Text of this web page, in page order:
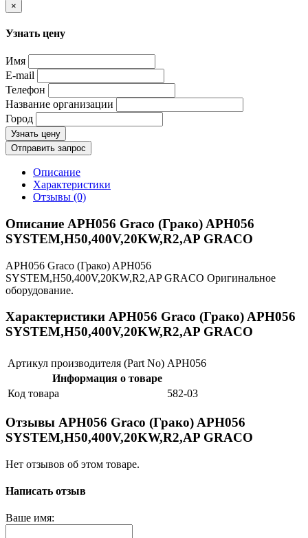
×
Узнать цену
Имя
E-mail
Телефон
Название организации
Город
Узнать цену
Отправить запрос
Описание
Характеристики
Отзывы (0)
Описание APH056 Graco (Грако) APH056
SYSTEM,H50,400V,20KW,R2,AP GRACO
APH056 Graco (Грако) APH056
SYSTEM,H50,400V,20KW,R2,AP GRACO Оригинальное
оборудование.
Характеристики APH056 Graco (Грако) APH056
SYSTEM,H50,400V,20KW,R2,AP GRACO
Артикул производителя (Part No) APH056
Информация о товаре
Код товара
582-03
Отзывы APH056 Graco (Грако) APH056
SYSTEM,H50,400V,20KW,R2,AP GRACO
Нет отзывов об этом товаре.
Написать отзыв
Ваше имя: